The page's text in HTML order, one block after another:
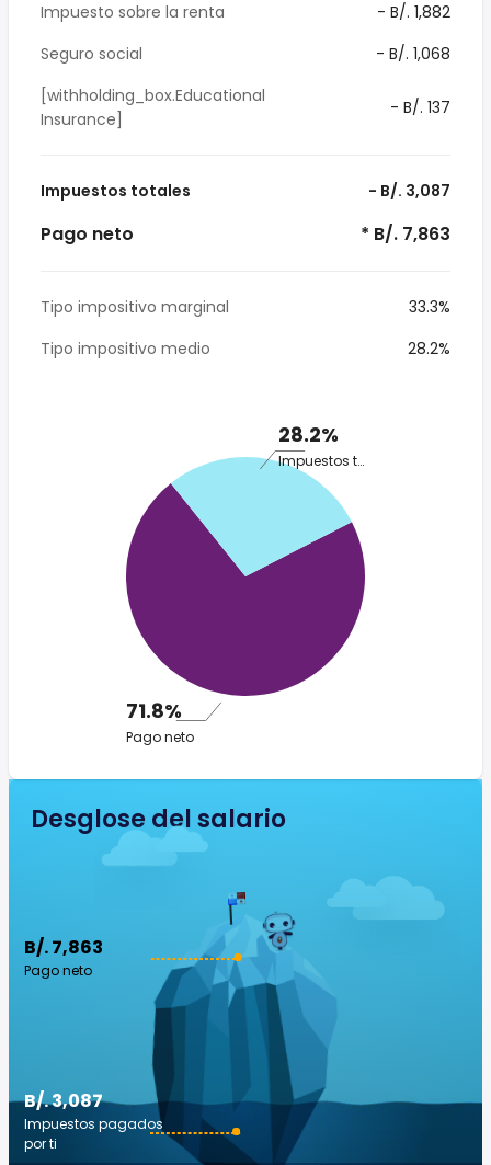
Impuesto sobre la renta
- B/. 1,882
Seguro social
- B/. 1,068
[withholding_box.Educational
Insurance]
- B/. 137
Impuestos totales - B/. 3,087
Pago neto * B/. 7,863
Tipo impositivo marginal
33.3%
Tipo impositivo medio
28.2%
28.2%
Impuestos totales
71.8%
Pago neto
Desglose del salario
B/. 7,863
Pago neto
B/. 3,087
Impuestos pagados
por ti